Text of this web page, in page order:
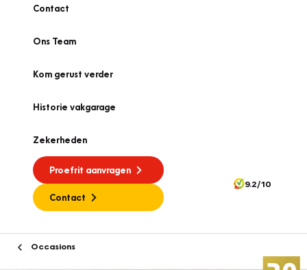
Contact
Ons Team
Kom gerust verder
Historie vakgarage
Zekerheden
Proefrit aanvragen
Contact
9.2/10
Occasions